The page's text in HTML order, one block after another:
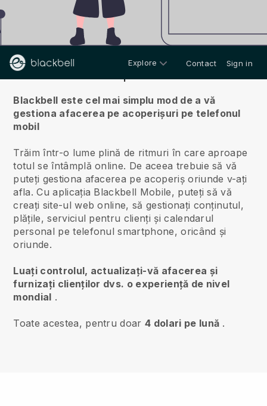
Explore Contact Sign in
Blackbell este cel mai simplu mod de a vă
gestiona afacerea pe acoperișuri pe telefonul
mobil
Trăim într-o lume plină de ritmuri în care aproape
totul se întâmplă online. De aceea trebuie să vă
puteți gestiona afacerea pe acoperiș oriunde v-ați
afla. Cu aplicația Blackbell Mobile, puteți să vă
creați site-ul web online, să gestionați conținutul,
plățile, serviciul pentru clienți și calendarul
personal pe telefonul smartphone, oricând și
oriunde.
Luați controlul, actualizați-vă afacerea și
furnizați clienților dvs. o experiență de nivel
mondial .
Toate acestea, pentru doar4 dolari pe lună .